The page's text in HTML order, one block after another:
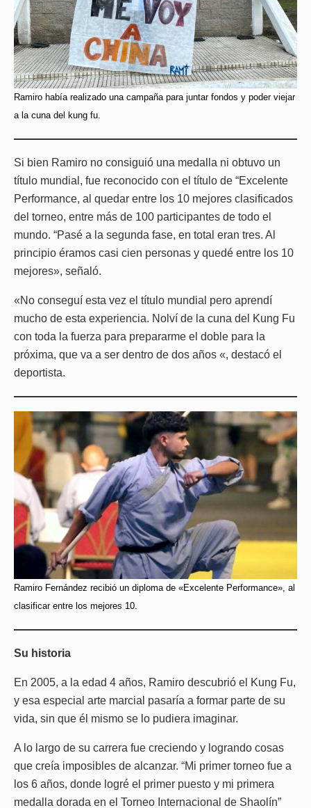
Ramiro había realizado una campaña para juntar fondos y poder viejar
a la cuna del kung fu.
Si bien Ramiro no consiguió una medalla ni obtuvo un
título mundial, fue reconocido con el título de “Excelente
Performance, al quedar entre los 10 mejores clasificados
del torneo, entre más de 100 participantes de todo el
mundo. “Pasé a la segunda fase, en total eran tres. Al
principio éramos casi cien personas y quedé entre los 10
mejores», señaló.
«No conseguí esta vez el título mundial pero aprendí
mucho de esta experiencia. Nolví de la cuna del Kung Fu
con toda la fuerza para prepararme el doble para la
próxima, que va a ser dentro de dos años «, destacó el
deportista.
Ramiro Fernández recibió un diploma de «Excelente Performance», al
clasificar entre los mejores 10.
Su historia
En 2005, a la edad 4 años, Ramiro descubrió el Kung Fu,
y esa especial arte marcial pasaría a formar parte de su
vida, sin que él mismo se lo pudiera imaginar.
A lo largo de su carrera fue creciendo y logrando cosas
que creía imposibles de alcanzar. “Mi primer torneo fue a
los 6 años, donde logré el primer puesto y mi primera
medalla dorada en el Torneo Internacional de Shaolín”